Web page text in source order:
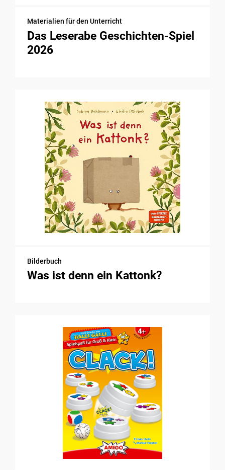
Materialien für den Unterricht
Das Leserabe Geschichten-Spiel
2026
Bilderbuch
Was ist denn ein Kattonk?